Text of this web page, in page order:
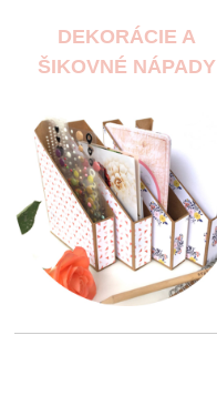
DEKORÁCIE A
ŠIKOVNÉ NÁPADY